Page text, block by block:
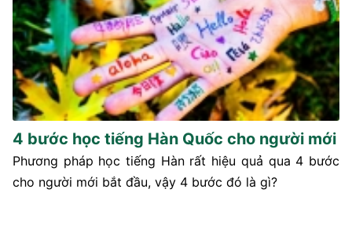
4 bước học tiếng Hàn Quốc cho người mới
Phương pháp học tiếng Hàn rất hiệu quả qua 4 bước
cho người mới bắt đầu, vậy 4 bước đó là gì?